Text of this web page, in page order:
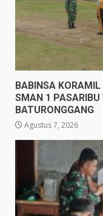
BABINSA
SMAN 1 PASARIBU
BATURONGGANG
Agustus 7, 2026